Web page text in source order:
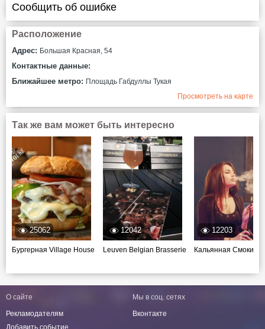
Сообщить об ошибке
Расположение
Адрес: Большая Красная, 54
Контактные данные:
Ближайшее метро: Площадь Габдуллы Тукая
Просмотреть на карте
Так же вам может быть интересно
25062
Бургерная Village House
12042
Leuven Belgian Brasserie
12203
Кальянная Смокинг
О сайте
Рекламодателям
Добавить событие
Мы в соц. сетях
Вконтакте